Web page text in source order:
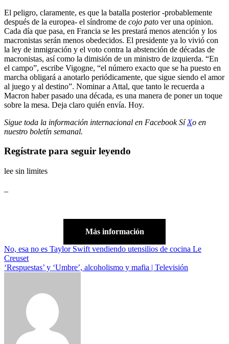
El peligro, claramente, es que la batalla posterior -probablemente
después de la europea- el síndrome de cojo pato ver una opinion.
Cada día que pasa, en Francia se les prestará menos atención y los
macronistas serán menos obedecidos. El presidente ya lo vivió con
la ley de inmigración y el voto contra la abstención de décadas de
macronistas, así como la dimisión de un ministro de izquierda. “En
el campo”, escribe Vigogne, “el número exacto que se ha puesto en
marcha obligará a anotarlo periódicamente, que sigue siendo el amor
al juego y al destino”. Nominar a Attal, que tanto le recuerda a
Macron haber pasado una década, es una manera de poner un toque
sobre la mesa. Deja claro quién envía. Hoy.
Sigue toda la información internacional en FacebookSíXo en
nuestro boletín semanal.
Regístrate para seguir leyendo
lee sin limites
Más información
Navegación
de
No, esa no es Taylor Swift vendiendo utensilios de cocina Le
Creuset
‘Respuestas’ y ‘Umbre’, alcoholismo y mafia | Televisión